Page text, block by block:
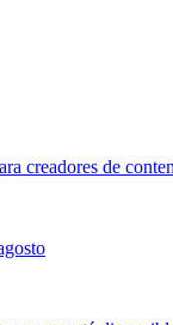
creadores de